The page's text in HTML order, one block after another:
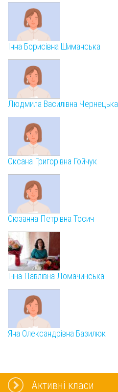
Інна Борисівна Шиманська
Людмила Василівна Чернецька
Оксана Григорівна Гойчук
Сюзанна Петрівна Тосич
Інна Павлівна Ломачинська
Яна Олександрівна Базилюк
Активні класи